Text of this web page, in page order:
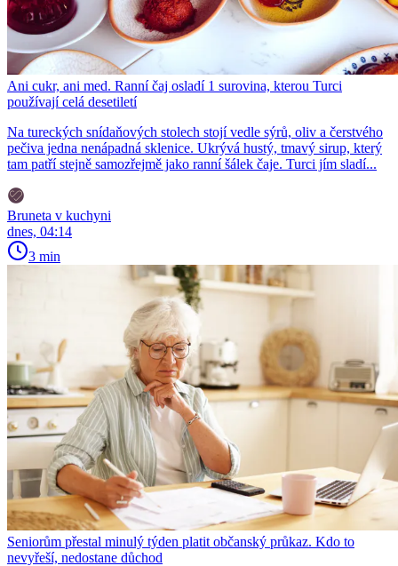
Ani cukr, ani med. Ranní čaj osladí 1 surovina, kterou Turci
používají celá desetiletí
Na tureckých snídaňových stolech stojí vedle sýrů, oliv a čerstvého
pečiva jedna nenápadná sklenice. Ukrývá hustý, tmavý sirup, který
tam patří stejně samozřejmě jako ranní šálek čaje. Turci jím sladí...
Bruneta v kuchyni
dnes, 04:14
3 min
Seniorům přestal minulý týden platit občanský průkaz. Kdo to
nevyřeší, nedostane důchod